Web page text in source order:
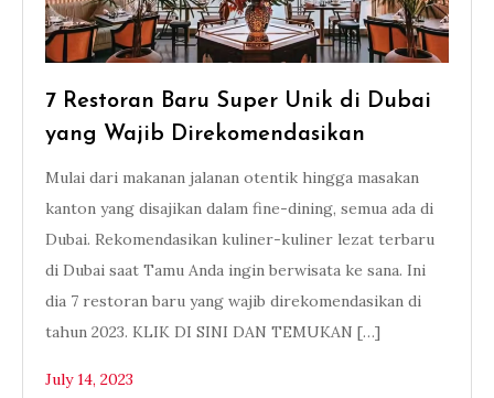
7 Restoran Baru Super Unik di Dubai
yang Wajib Direkomendasikan
Mulai dari makanan jalanan otentik hingga masakan
kanton yang disajikan dalam fine-dining, semua ada di
Dubai. Rekomendasikan kuliner-kuliner lezat terbaru
di Dubai saat Tamu Anda ingin berwisata ke sana. Ini
dia 7 restoran baru yang wajib direkomendasikan di
tahun 2023. KLIK DI SINI DAN TEMUKAN […]
July 14, 2023